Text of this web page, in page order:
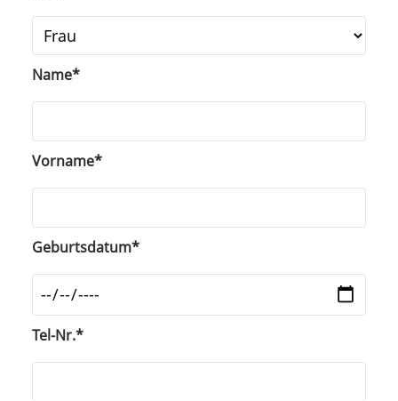
Name*
Vorname*
Geburtsdatum*
Tel-Nr.*